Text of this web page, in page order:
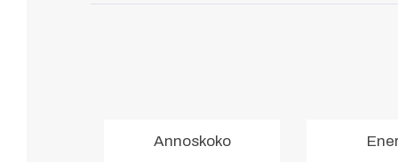
Annoskoko